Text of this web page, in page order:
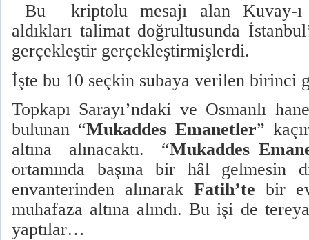
Bu
kriptolu mesajı alan Kuvay-
aldıkları talimat doğrultusunda
gerçekleştir gerçekleştirmişlerdi.
İşte bu 10 seçkin subaya verilen birinci
Topkapı Sarayı’ndaki ve Osmanlı
bulunan “Mukaddes Emanetler”
altına
alınacaktı. “Mukaddes
ortamında başına bir hâl gelmesin
envanterinden alınarak Fatih’te bir
muhafaza altına alındı. Bu işi de
yaptılar…